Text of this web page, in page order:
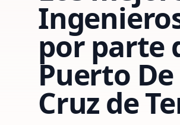
por parte
Puerto De
Cruz de